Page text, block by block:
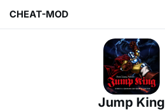
CHEAT-MOD
Jump King